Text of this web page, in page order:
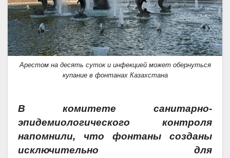
Арестом на десять суток и инфекцией может обернуться
купание в фонтанах Казахстана
В комитете санитарно-
эпидемиологического контроля
напомнили, что фонтаны созданы
исключительно для